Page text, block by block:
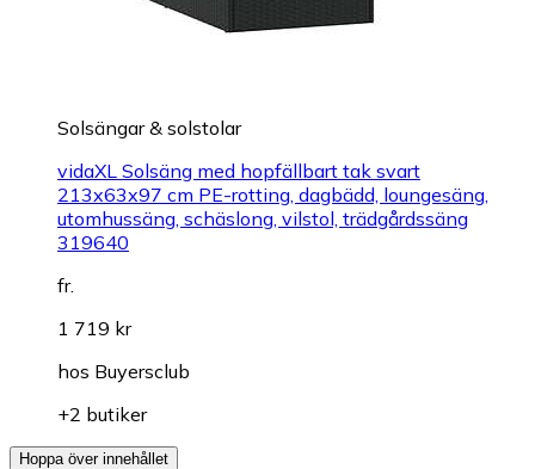
Solsängar & solstolar
vidaXL Solsäng med hopfällbart tak svart
213x63x97 cm PE-rotting, dagbädd, loungesäng,
utomhussäng, schäslong, vilstol, trädgårdssäng
319640
fr.
1 719 kr
hos Buyersclub
+2 butiker
Hoppa över innehållet